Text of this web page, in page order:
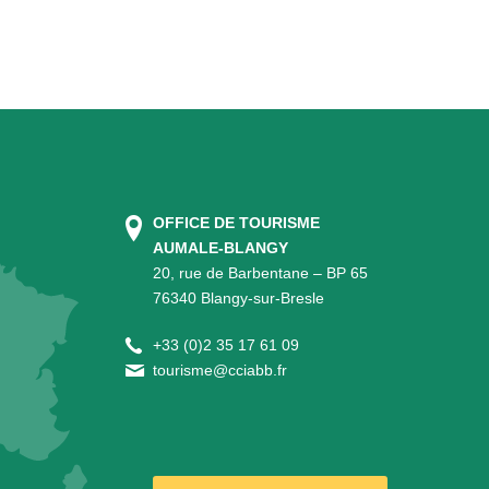
OFFICE DE TOURISME
AUMALE-BLANGY
20, rue de Barbentane – BP 65
76340 Blangy-sur-Bresle
+33 (0)2 35 17 61 09
tourisme@cciabb.fr